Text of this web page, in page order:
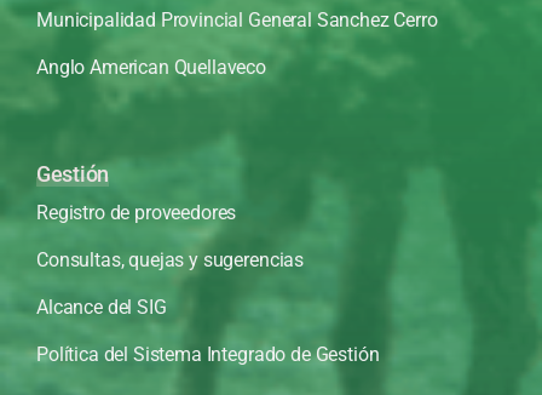
Municipalidad Provincial General Sanchez Cerro
Anglo American Quellaveco
Gestión
Registro de proveedores
Consultas, quejas y sugerencias
Alcance del SIG
Política del Sistema Integrado de Gestión